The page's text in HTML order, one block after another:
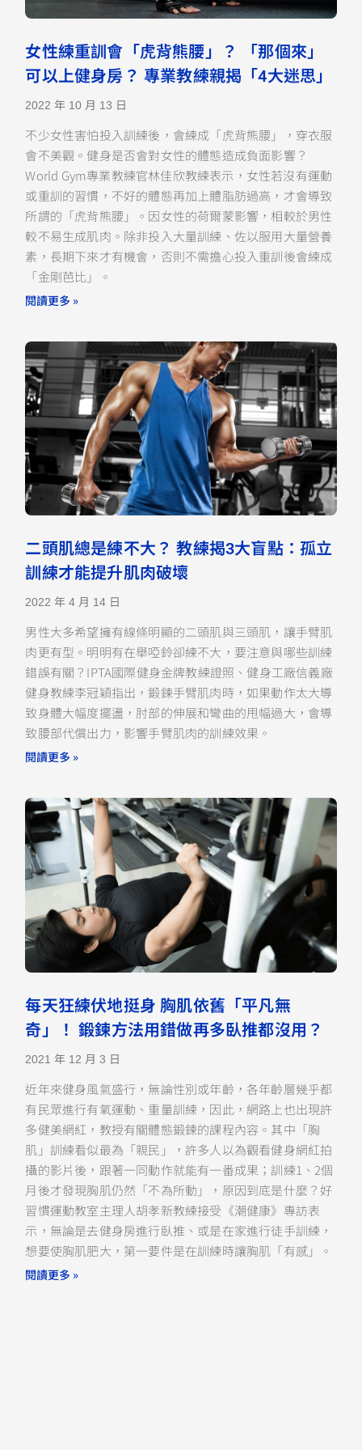
女性練重訓會「虎背熊腰」？ 「那個來」
可以上健身房？ 專業教練親揭「4大迷思」
2022 年 10 月 13 日
不少女性害怕投入訓練後，會練成「虎背熊腰」，穿衣服
會不美觀。健身是否會對女性的體態造成負面影響？
World Gym專業教練官林佳欣教練表示，女性若沒有運動
或重訓的習慣，不好的體態再加上體脂肪過高，才會導致
所謂的「虎背熊腰」。因女性的荷爾蒙影響，相較於男性
較不易生成肌肉。除非投入大量訓練、佐以服用大量營養
素，長期下來才有機會，否則不需擔心投入重訓後會練成
「金剛芭比」。
閱讀更多 »
二頭肌總是練不大？ 教練揭3大盲點：孤立
訓練才能提升肌肉破壞
2022 年 4 月 14 日
男性大多希望擁有線條明顯的二頭肌與三頭肌，讓手臂肌
肉更有型。明明有在舉啞鈴卻練不大，要注意與哪些訓練
錯誤有關？IPTA國際健身金牌教練證照、健身工廠信義廠
健身教練李冠穎指出，鍛鍊手臂肌肉時，如果動作太大導
致身體大幅度擺盪，肘部的伸展和彎曲的甩幅過大，會導
致腰部代償出力，影響手臂肌肉的訓練效果。
閱讀更多 »
每天狂練伏地挺身 胸肌依舊「平凡無
奇」！ 鍛鍊方法用錯做再多臥推都沒用？
2021 年 12 月 3 日
近年來健身風氣盛行，無論性別或年齡，各年齡層幾乎都
有民眾進行有氧運動、重量訓練，因此，網路上也出現許
多健美網紅，教授有關體態鍛鍊的課程內容。其中「胸
肌」訓練看似最為「親民」，許多人以為觀看健身網紅拍
攝的影片後，跟著一同動作就能有一番成果；訓練1、2個
月後才發現胸肌仍然「不為所動」，原因到底是什麼？好
習慣運動教室主理人胡孝新教練接受《潮健康》專訪表
示，無論是去健身房進行臥推、或是在家進行徒手訓練，
想要使胸肌肥大，第一要件是在訓練時讓胸肌「有感」。
閱讀更多 »